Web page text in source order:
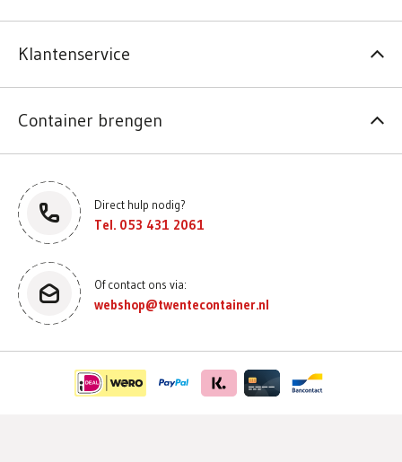
Klantenservice
Container brengen
Direct hulp nodig?
Tel. 053 431 2061
Of contact ons via:
webshop@twentecontainer.nl